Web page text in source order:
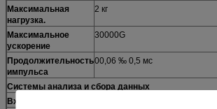
Максимальная
нагрузка.
2 кг
Максимальное
ускорение
30000G
Продолжительность
импульса
00,06 ‰ 0,5 мс
Системы анализа и сбора данных
Входные каналы